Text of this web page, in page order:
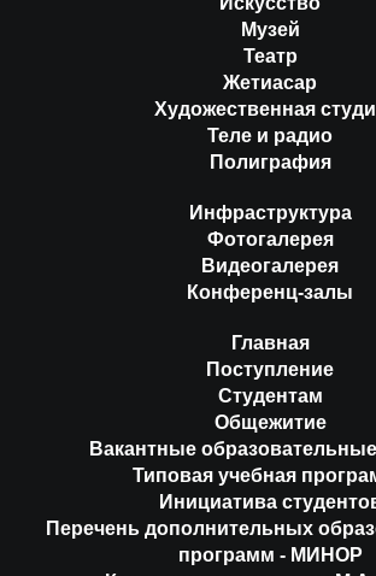
Музей
Театр
Жетиасар
Художественная
Теле и радио
Полиграфия
Инфраструктура
Фотогалерея
Видеогалерея
Конференц-залы
Главная
Поступление
Студентам
Общежитие
Вакантные
Типовая учебная
Инициатива
Перечень дополнительных
программ - МИНОР